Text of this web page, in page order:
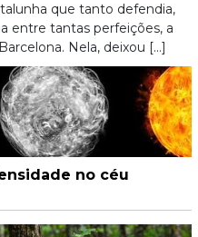
que tanto defendia,
entre tantas perfeições, a
Nela, deixou […]
no céu